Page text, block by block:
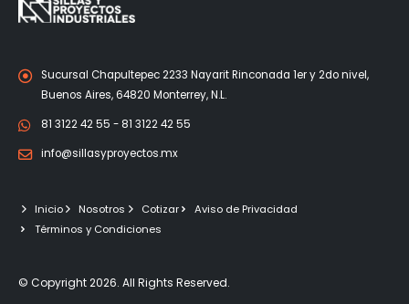
Sucursal Chapultepec 2233 Nayarit Rinconada 1er y 2do nivel,
Buenos Aires, 64820 Monterrey, N.L.
81 3122 42 55 - 81 3122 42 55
info@sillasyproyectos.mx
Inicio Nosotros Cotizar
Aviso de Privacidad
Términos y Condiciones
© Copyright 2026. All Rights Reserved.